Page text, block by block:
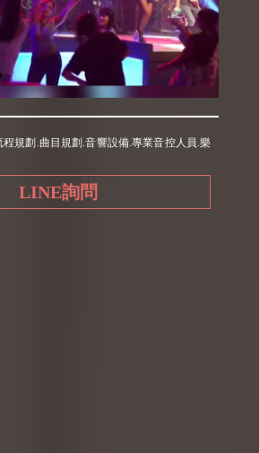
規劃.曲目規劃.音響設備.專業音控人員.樂
LINE詢問